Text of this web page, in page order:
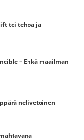
toi tehoa ja
– Ehkä maailman
nelivetoinen